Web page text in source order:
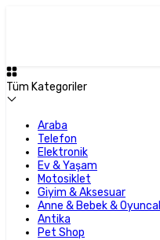
Tüm Kategoriler
Araba
Telefon
Elektronik
Ev & Yaşam
Motosiklet
Giyim & Aksesuar
Anne & Bebek &
Antika
Pet Shop